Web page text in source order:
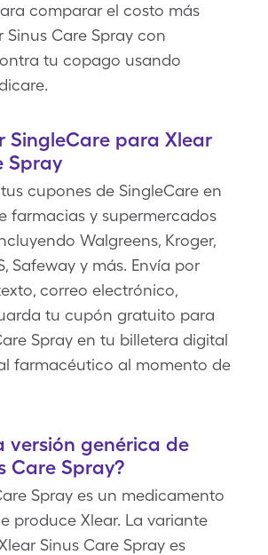
comparar el costo más
Sinus Care Spray con
tu copago usando
SingleCare para Xlear
Spray
cupones de SingleCare en
farmacias y supermercados
Walgreens, Kroger,
Safeway y más. Envía por
correo electrónico,
tu cupón gratuito para
Spray en tu billetera digital
farmacéutico al momento de
versión genérica de
Care Spray?
Spray es un medicamento
produce Xlear. La variante
Sinus Care Spray es